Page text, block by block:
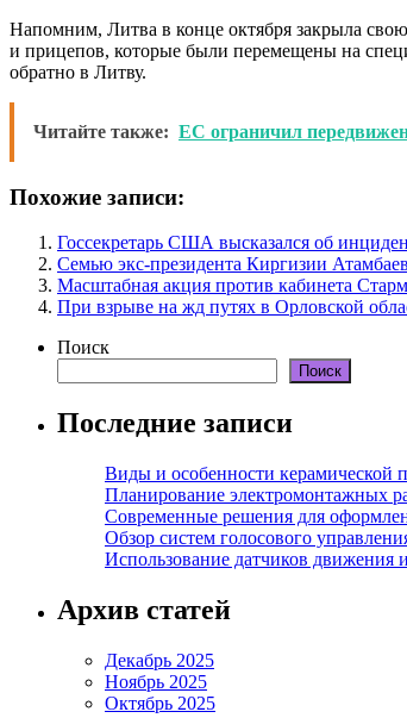
Напомним, Литва в конце октября закрыла
и прицепов, которые были перемещены на
обратно в Литву.
Читайте также: ЕС ограничил
Похожие записи:
Госсекретарь США высказался об
Семью экс-президента Киргизии
Масштабная акция против кабинета
При взрыве на жд путях в Орловской
Поиск
Поиск
Последние записи
Виды и особенности керамической
Планирование электромонтажных
Современные решения для
Обзор систем голосового
Использование датчиков движения
Архив статей
Декабрь 2025
Ноябрь 2025
Октябрь 2025